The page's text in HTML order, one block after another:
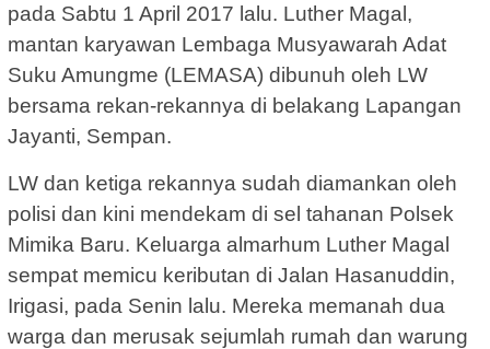
pada Sabtu 1 April 2017 lalu. Luther Magal,
mantan karyawan Lembaga Musyawarah Adat
Suku Amungme (LEMASA) dibunuh oleh LW
bersama rekan-rekannya di belakang Lapangan
Jayanti, Sempan.
LW dan ketiga rekannya sudah diamankan oleh
polisi dan kini mendekam di sel tahanan Polsek
Mimika Baru. Keluarga almarhum Luther Magal
sempat memicu keributan di Jalan Hasanuddin,
Irigasi, pada Senin lalu. Mereka memanah dua
warga dan merusak sejumlah rumah dan warung